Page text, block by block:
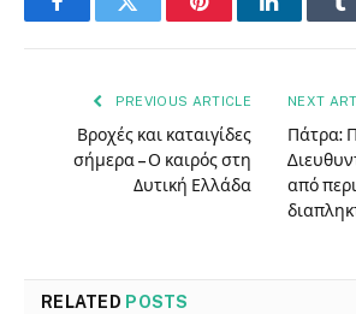
FacebookTwitter PinterestLinkedIn
PREVIOUS ARTICLE
Βροχές και καταιγίδες
σήμερα – Ο καιρός στη
Δυτική Ελλάδα
NEXT
Πάτρα:
από
RELATED POSTS